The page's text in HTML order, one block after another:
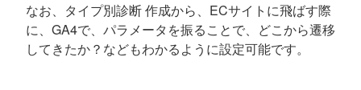
なお、タイプ別診断 作成から、ECサイトに飛ばす際
に、GA4で、パラメータを振ることで、どこから遷移
してきたか？などもわかるように設定可能です。